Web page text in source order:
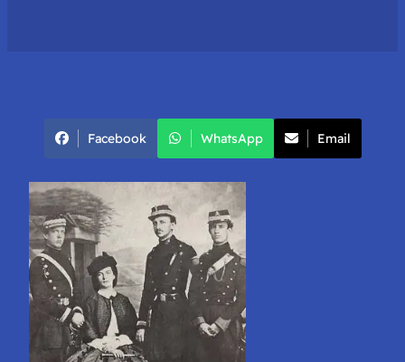
Facebook WhatsApp Email